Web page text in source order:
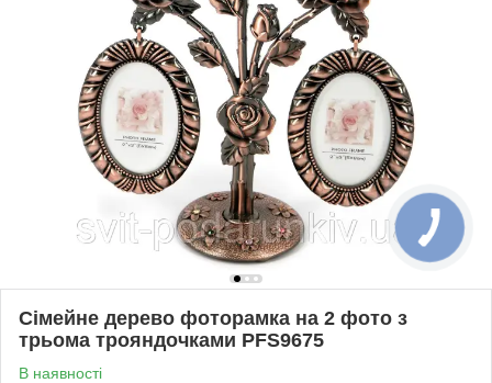
Сімейне дерево фоторамка на 2 фото з
трьома трояндочками PFS9675
В наявності